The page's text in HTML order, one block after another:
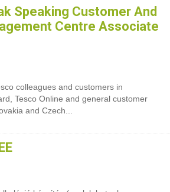
Speaking Customer And
Centre Associate
colleagues and customers in
Tesco Online and general customer
and Czech...